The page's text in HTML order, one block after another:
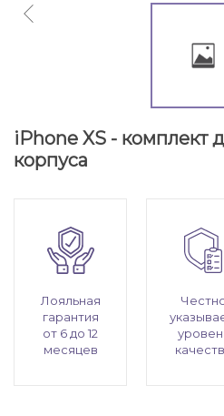
iPhone XS - комплект
корпуса
Лояльная
гарантия
от 6 до 12
месяцев